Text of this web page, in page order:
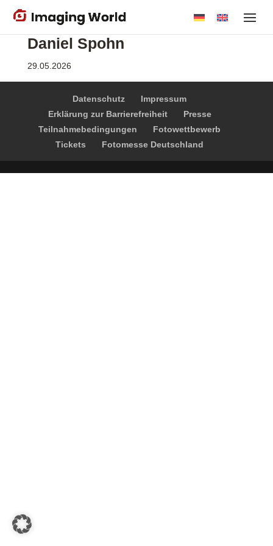
Skip
Daniel Spohn
29.05.2026
Datenschutz
Impressum
Erklärung zur Barrierefreiheit
Presse
Teilnahmebedingungen
Fotowettbewerb
Tickets
Fotomesse Deutschland